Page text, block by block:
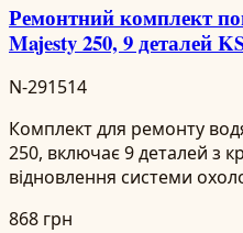
Ремонтний комплект
Majesty 250, 9 деталей
N-291514
Комплект для ремонту
250, включає 9 деталей з
відновлення системи
868 грн